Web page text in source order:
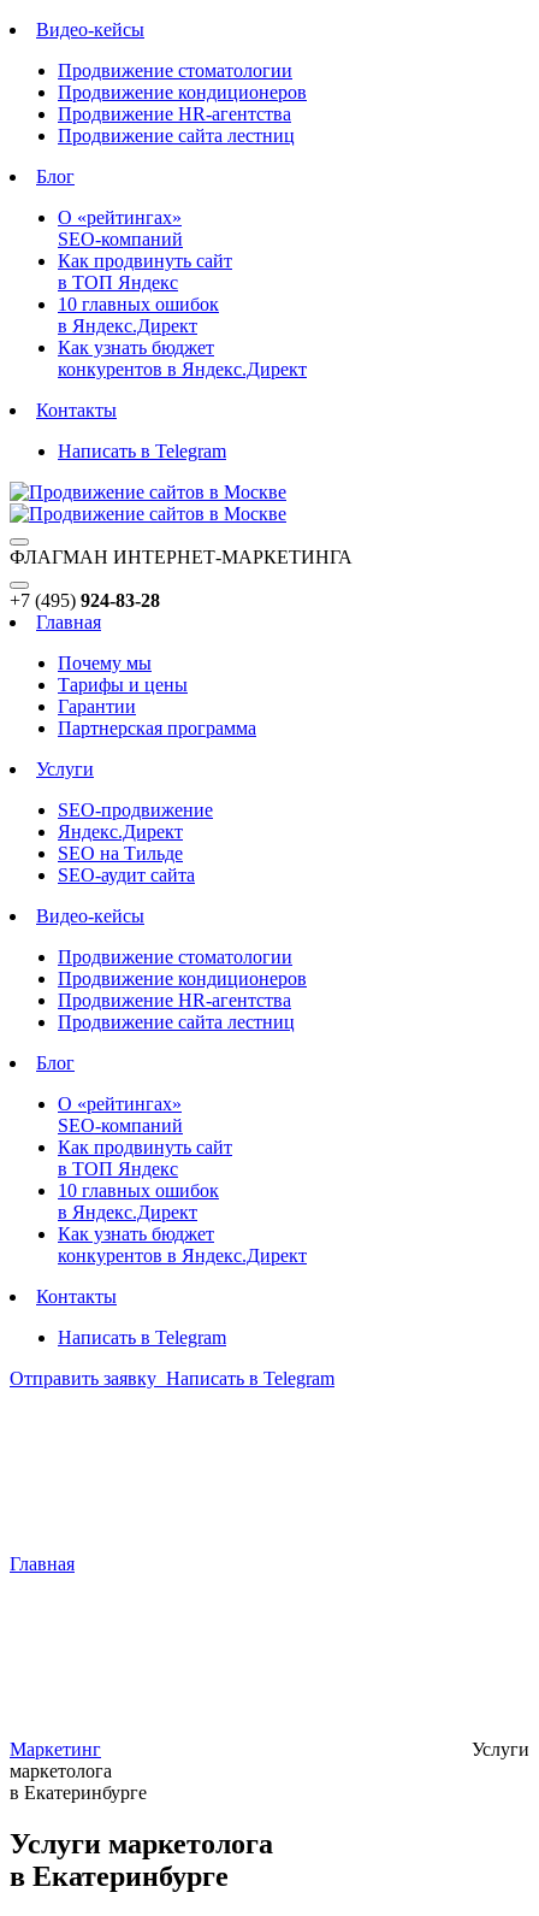
Видео-кейсы
Продвижение стоматологии
Продвижение кондиционеров
Продвижение HR-агентства
Продвижение сайта лестниц
Блог
О «рейтингах»
SEO-компаний
Как продвинуть сайт
в ТОП Яндекс
10 главных ошибок
в Яндекс.Директ
Как узнать бюджет
конкурентов в Яндекс.Директ
Контакты
Написать в Telegram
ФЛАГМАН ИНТЕРНЕТ-МАРКЕТИНГА
+7 (495) 924-83-28
Главная
Почему мы
Тарифы и цены
Гарантии
Партнерская программа
Услуги
SEO-продвижение
Яндекс.Директ
SEO на Тильде
SEO-аудит сайта
Видео-кейсы
Продвижение стоматологии
Продвижение кондиционеров
Продвижение HR-агентства
Продвижение сайта лестниц
Блог
О «рейтингах»
SEO-компаний
Как продвинуть сайт
в ТОП Яндекс
10 главных ошибок
в Яндекс.Директ
Как узнать бюджет
конкурентов в Яндекс.Директ
Контакты
Написать в Telegram
Отправить заявку Написать в Telegram
Главная
Маркетинг
Услуги
маркетолога
в Екатеринбурге
Услуги маркетолога
в Екатеринбурге